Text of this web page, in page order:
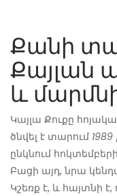
Քանի
Քայլան
և
Կայլա Քուքը
ծնվել է տարում 1989
ընկնում
Բացի այդ, նրա
Կշեռք է, և հայտնի